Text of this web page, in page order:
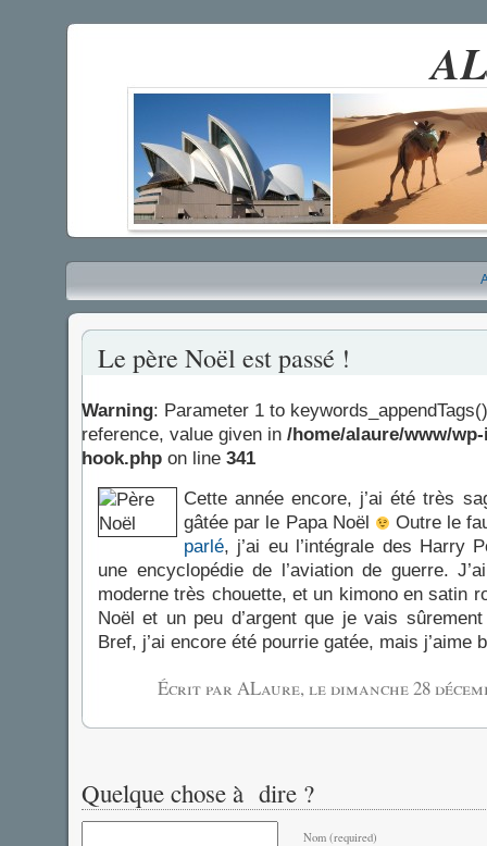
Le père Noël est passé !
Warning: Parameter 1 to
reference, value given in /home/alaure/www/
hook.php on line 341
Cette année encore, j’ai été très
gâtée par le Papa Noël
Outre le
parlé, j’ai eu l’intégrale des Harry
une encyclopédie de l’aviation de guerre.
moderne très chouette, et un kimono en satin
Noël et un peu d’argent que je vais
Bref, j’ai encore été pourrie gatée, mais j’aime
Écrit par ALaure, ledimanche 28
Quelque chose à dire ?
Nom (required)